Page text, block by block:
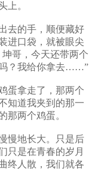
上。
的手，顺便藏好
进口袋，就被眼尖
哥，今天还带两个
？我给你拿去……”
拿走了，那两个
知道我夹到的那一
那两个鸡蛋。
地长大。只是后
只是在青春的岁月
终人散，我们就各